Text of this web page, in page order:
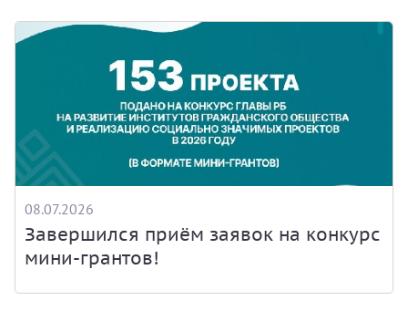
08.07.2026
Завершился приём заявок на конкурс
мини-грантов!